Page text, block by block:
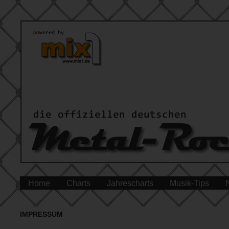
Home Charts Jahrescharts Musik-Tips
IMPRESSUM